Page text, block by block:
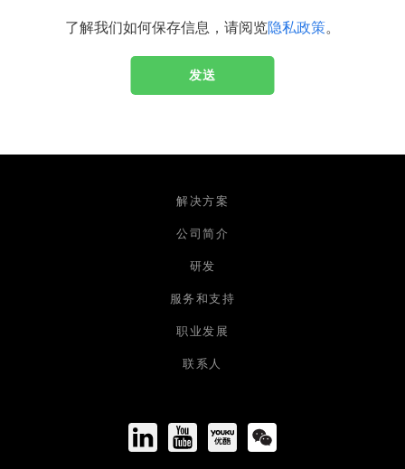
了解我们如何保存信息，请阅览隐私政策。
解决方案
公司简介
研发
服务和支持
职业发展
联系人